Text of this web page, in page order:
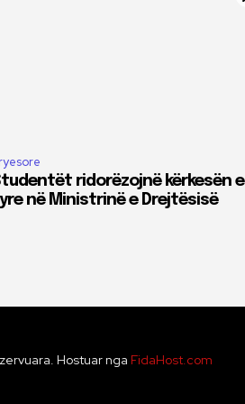
ridorëzojnë kërkesën e
në Ministrinë e Drejtësisë
Hostuar nga FidaHost.com